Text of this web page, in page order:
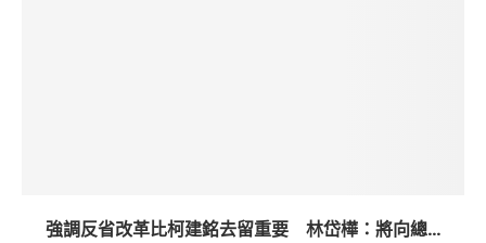
強調反省改革比柯建銘去留重要 林岱樺：將向總...